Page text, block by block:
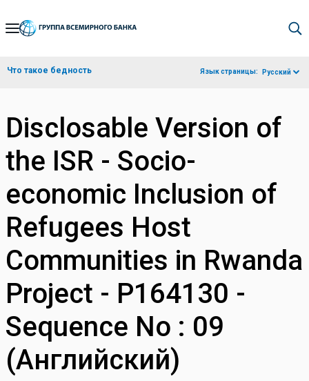
Skip
Navigation
Что такое бедность Язык страницы: Русский
Disclosable Version of
the ISR - Socio-
economic Inclusion of
Refugees Host
Communities in Rwanda
Project - P164130 -
Sequence No : 09
(Английский)